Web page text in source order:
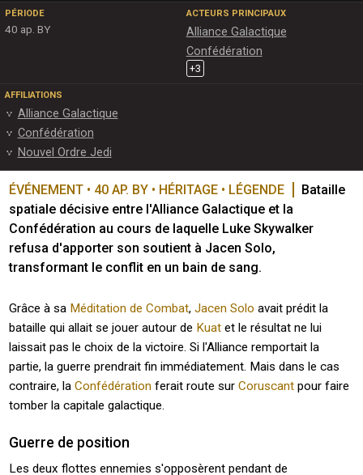
PÉRIODE
40 ap. BY
ACTEURS PRINCIPAUX
Alliance Galactique
Confédération
+3
AFFILIATIONS
Alliance Galactique
Confédération
Nouvel Ordre Jedi
ÉVÉNEMENT • 40 AP. BY • HÉRITAGE • LÉGENDE
Bataille
spatiale décisive entre l'Alliance Galactique et la
Confédération au cours de laquelle Luke Skywalker
refusa d'apporter son soutient à Jacen Solo,
transformant le conflit en un bain de sang.
Grâce à sa Méditation de Combat,Jacen Solo avait prédit la
bataille qui allait se jouer autour de Kuat et le résultat ne lui
laissait pas le choix de la victoire. Si l'Alliance remportait la
partie, la guerre prendrait fin immédiatement. Mais dans le cas
contraire, laConfédération ferait route surCoruscant pour faire
tomber la capitale galactique.
Guerre de position
Les deux flottes ennemies s'opposèrent pendant de